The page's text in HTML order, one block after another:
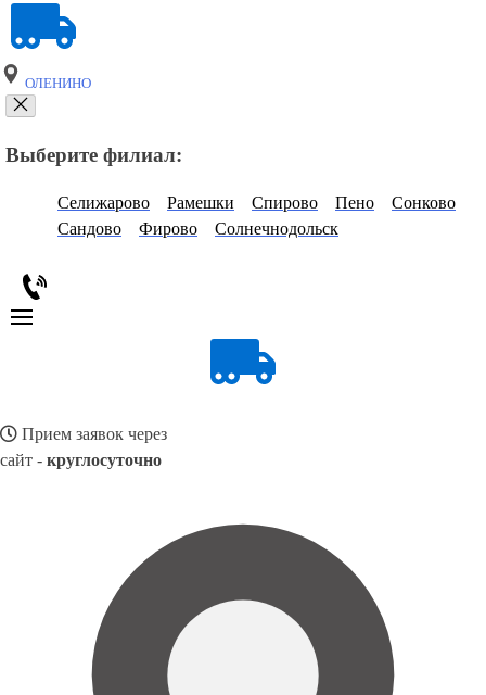
ОЛЕНИНО
Выберите филиал:
Селижарово Рамешки Спирово Пено
Сонково
Сандово
Фирово Солнечнодольск
Прием заявок через
сайт - круглосуточно